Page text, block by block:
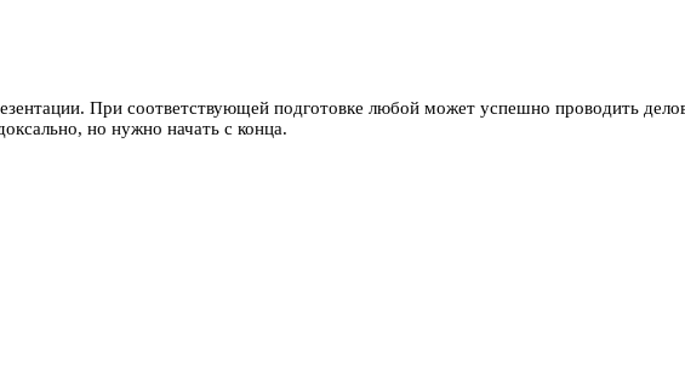
При соответствующей подготовке любой может успешно проводить
но нужно начать с конца.